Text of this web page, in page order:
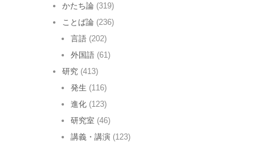
かたち論 (319)
ことば論 (236)
言語 (202)
外国語 (61)
研究 (413)
発生 (116)
進化 (123)
研究室 (46)
講義・講演 (123)